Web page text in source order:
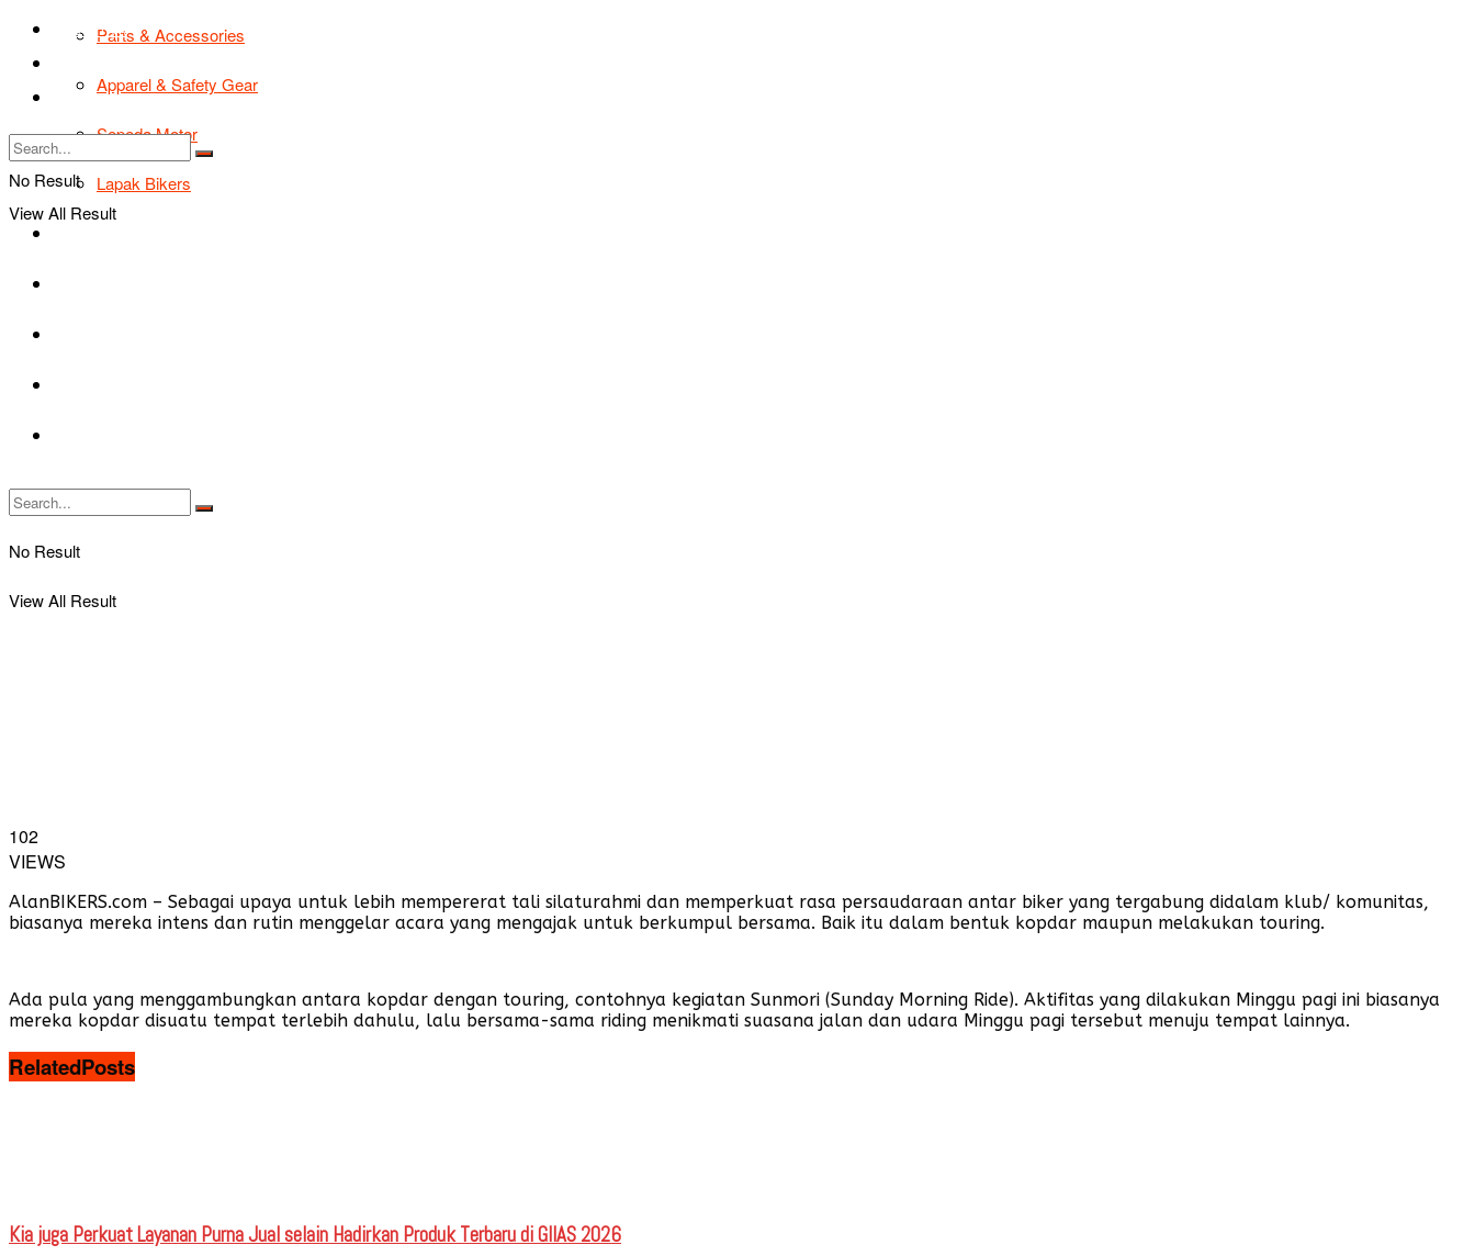
Parts & Accessories
Apparel & Safety Gear
Sepeda Motor
Lapak Bikers
No Result
View All Result
TIPS & TRIK
Tentang Kami
No Result
View All Result
102
VIEWS
AlanBIKERS.com – Sebagai upaya untuk lebih mempererat tali silaturahmi dan memperkuat rasa persaudaraan antar biker yang tergabung didalam klub/ komunitas,
biasanya mereka intens dan rutin menggelar acara yang mengajak untuk berkumpul bersama. Baik itu dalam bentuk kopdar maupun melakukan touring.
Ada pula yang menggambungkan antara kopdar dengan touring, contohnya kegiatan Sunmori (Sunday Morning Ride). Aktifitas yang dilakukan Minggu pagi ini biasanya
mereka kopdar disuatu tempat terlebih dahulu, lalu bersama-sama riding menikmati suasana jalan dan udara Minggu pagi tersebut menuju tempat lainnya.
RelatedPosts
Kia juga Perkuat Layanan Purna Jual selain Hadirkan Produk Terbaru di GIIAS 2026